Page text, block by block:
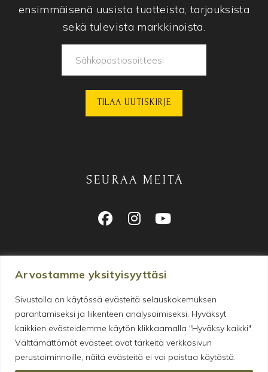
Arvostamme yksityisyyttäsi
Sivustolla on käytössä evästeitä selauskokemuksen
parantamiseksi ja liikenteen analysoimiseksi. Hyväksyt
kaikkien evästeidemme käytön klikkaamalla "Hyväksy kaikki".
Välttämättömät evästeet ovat tärkeitä verkkosivun
perustoiminnoille, näitä evästeitä ei voi poistaa käytöstä.
ensimmäisenä uusista tuotteista, tarjouksista
sekä tulevista markkinoista.
SEURAA MEITÄ
Makeanhimon tyydyttämiseen
erikoistunut verkkokauppa
© 2026 Gopala • Y-tunnus: 2805812-4